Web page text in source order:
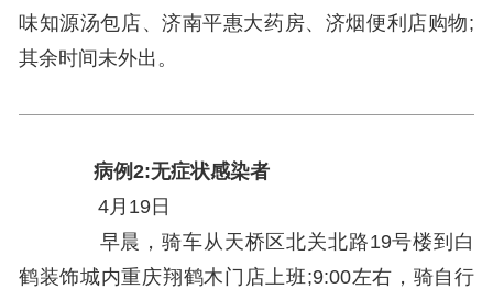
味知源汤包店、济南平惠大药房、济烟便利店购物;
其余时间未外出。
病例2:无症状感染者
4月19日
早晨，骑车从天桥区北关北路19号楼到白
鹤装饰城内重庆翔鹤木门店上班;9:00左右，骑自行